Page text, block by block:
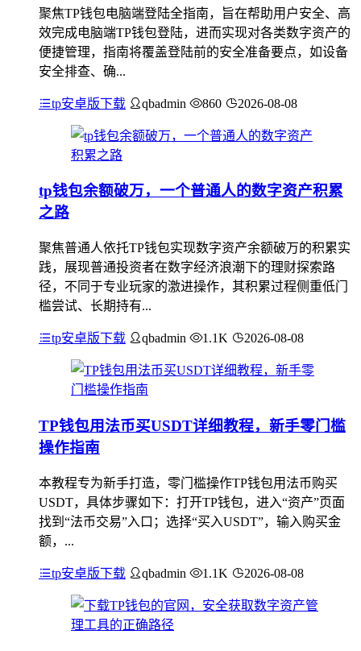
聚焦TP钱包电脑端登陆全指南，旨在帮助用户安全、高
效完成电脑端TP钱包登陆，进而实现对各类数字资产的
便捷管理，指南将覆盖登陆前的安全准备要点，如设备
安全排查、确...
tp安卓版下载 qbadmin 860 2026-08-08
tp钱包余额破万，一个普通人的数字资产积累
之路
聚焦普通人依托TP钱包实现数字资产余额破万的积累实
践，展现普通投资者在数字经济浪潮下的理财探索路
径，不同于专业玩家的激进操作，其积累过程侧重低门
槛尝试、长期持有...
tp安卓版下载 qbadmin 1.1K 2026-08-08
TP钱包用法币买USDT详细教程，新手零门槛
操作指南
本教程专为新手打造，零门槛操作TP钱包用法币购买
USDT，具体步骤如下：打开TP钱包，进入“资产”页面
找到“法币交易”入口；选择“买入USDT”，输入购买金
额，...
tp安卓版下载 qbadmin 1.1K 2026-08-08